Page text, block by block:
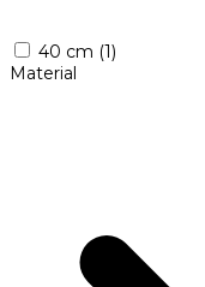
40 cm (1)
Material